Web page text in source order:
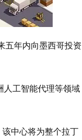
五年内向墨西哥投资
人工智能代理等领域
中心将为整个拉丁